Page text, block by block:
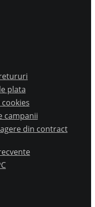
plata
campanii
din contract